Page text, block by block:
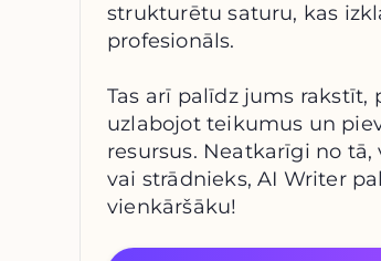
strukturētu saturu, kas
profesionāls.
Tas arī palīdz jums
uzlabojot teikumus un
resursus. Neatkarīgi no
vai strādnieks, AI Writer
vienkāršāku!